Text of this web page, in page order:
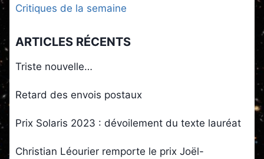
Critiques de la semaine
ARTICLES RÉCENTS
Triste nouvelle…
Retard des envois postaux
Prix Solaris 2023 : dévoilement du texte lauréat
Christian Léourier remporte le prix Joël-